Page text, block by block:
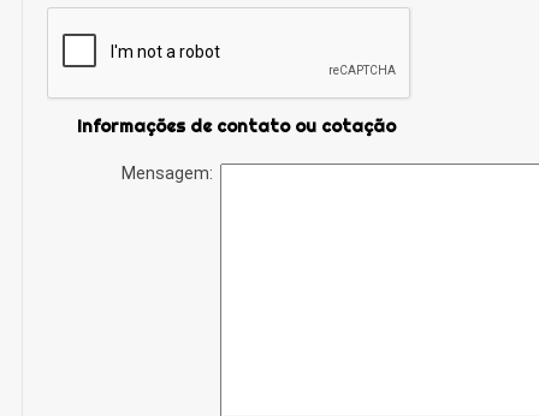
Informações de contato ou cotação
Mensagem: